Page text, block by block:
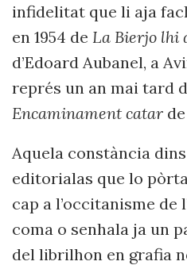
infidelitat que li aja
en 1954 de La Bierjo lhi
d’Edoard Aubanel, a
représ un an mai tard
Encaminament catar de
Aquela constància
editorialas que lo
cap a l’occitanisme de
coma o senhala ja un
del librilhon en grafia